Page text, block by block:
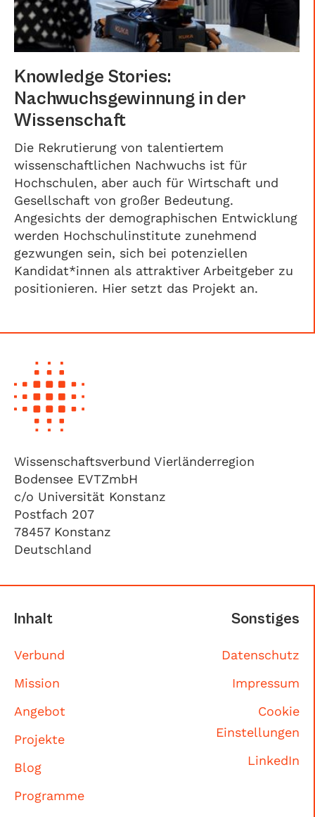
Knowledge Stories:
Nachwuchsgewinnung in der
Wissenschaft
Die Rekrutierung von talentiertem
wissenschaftlichen Nachwuchs ist für
Hochschulen, aber auch für Wirtschaft und
Gesellschaft von großer Bedeutung.
Angesichts der demographischen Entwicklung
werden Hochschulinstitute zunehmend
gezwungen sein, sich bei potenziellen
Kandidat*innen als attraktiver Arbeitgeber zu
positionieren. Hier setzt das Projekt an.
Wissenschaftsverbund Vierländerregion
Bodensee EVTZmbH
c/o Universität Konstanz
Postfach 207
78457 Konstanz
Deutschland
Inhalt
Verbund
Mission
Angebot
Projekte
Blog
Programme
Sonstiges
Datenschutz
Impressum
Cookie
Einstellungen
LinkedIn